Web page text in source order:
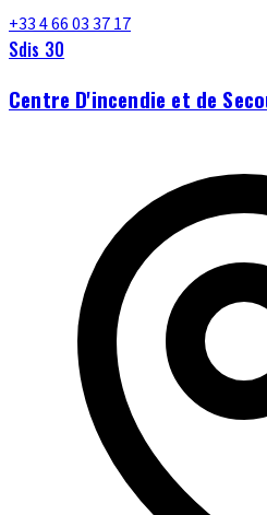
+33 4 66 03 37 17
Sdis 30
Centre D'incendie et de